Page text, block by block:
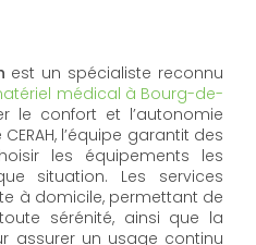
est un spécialiste reconnu
médical à Bourg-de-
le confort et l’autonomie
l’équipe garantit des
les équipements les
situation. Les services
à domicile, permettant de
sérénité, ainsi que la
assurer un usage continu